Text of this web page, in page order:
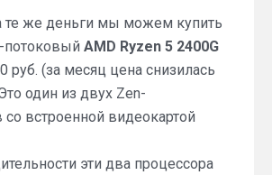
те же деньги мы можем купить
AMD Ryzen 5 2400G
руб. (за месяц цена снизилась
один из двух Zen-
со встроенной видеокартой
эти два процессора